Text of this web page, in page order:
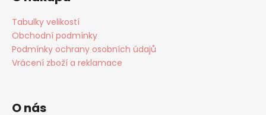
Tabulky velikostí
Obchodní podmínky
Podmínky ochrany osobních údajů
Vrácení zboží a reklamace
O nás